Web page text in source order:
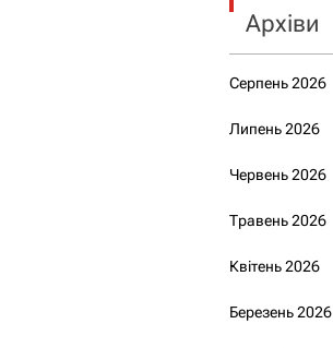
Архіви
Серпень 2026
Липень 2026
Червень 2026
Травень 2026
Квітень 2026
Березень 2026